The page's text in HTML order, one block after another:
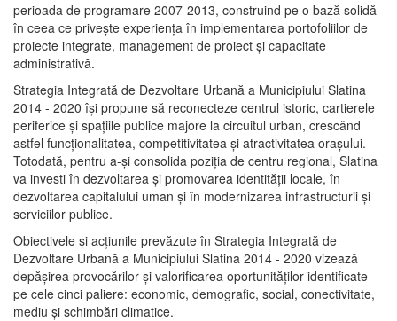
perioada de programare 2007-2013, construind pe o bază solidă
în ceea ce priveşte experienţa în implementarea portofoliilor de
proiecte integrate, management de proiect și capacitate
administrativă.
Strategia Integrată de Dezvoltare Urbană a Municipiului Slatina
2014 - 2020 își propune să reconecteze centrul istoric, cartierele
periferice şi spaţiile publice majore la circuitul urban, crescând
astfel funcţionalitatea, competitivitatea şi atractivitatea oraşului.
Totodată, pentru a-şi consolida poziţia de centru regional, Slatina
va investi în dezvoltarea şi promovarea identităţii locale, în
dezvoltarea capitalului uman şi în modernizarea infrastructurii şi
serviciilor publice.
Obiectivele şi acţiunile prevăzute în Strategia Integrată de
Dezvoltare Urbană a Municipiului Slatina 2014 - 2020 vizează
depășirea provocărilor şi valorificarea oportunităţilor identificate
pe cele cinci paliere: economic, demografic, social, conectivitate,
mediu şi schimbări climatice.